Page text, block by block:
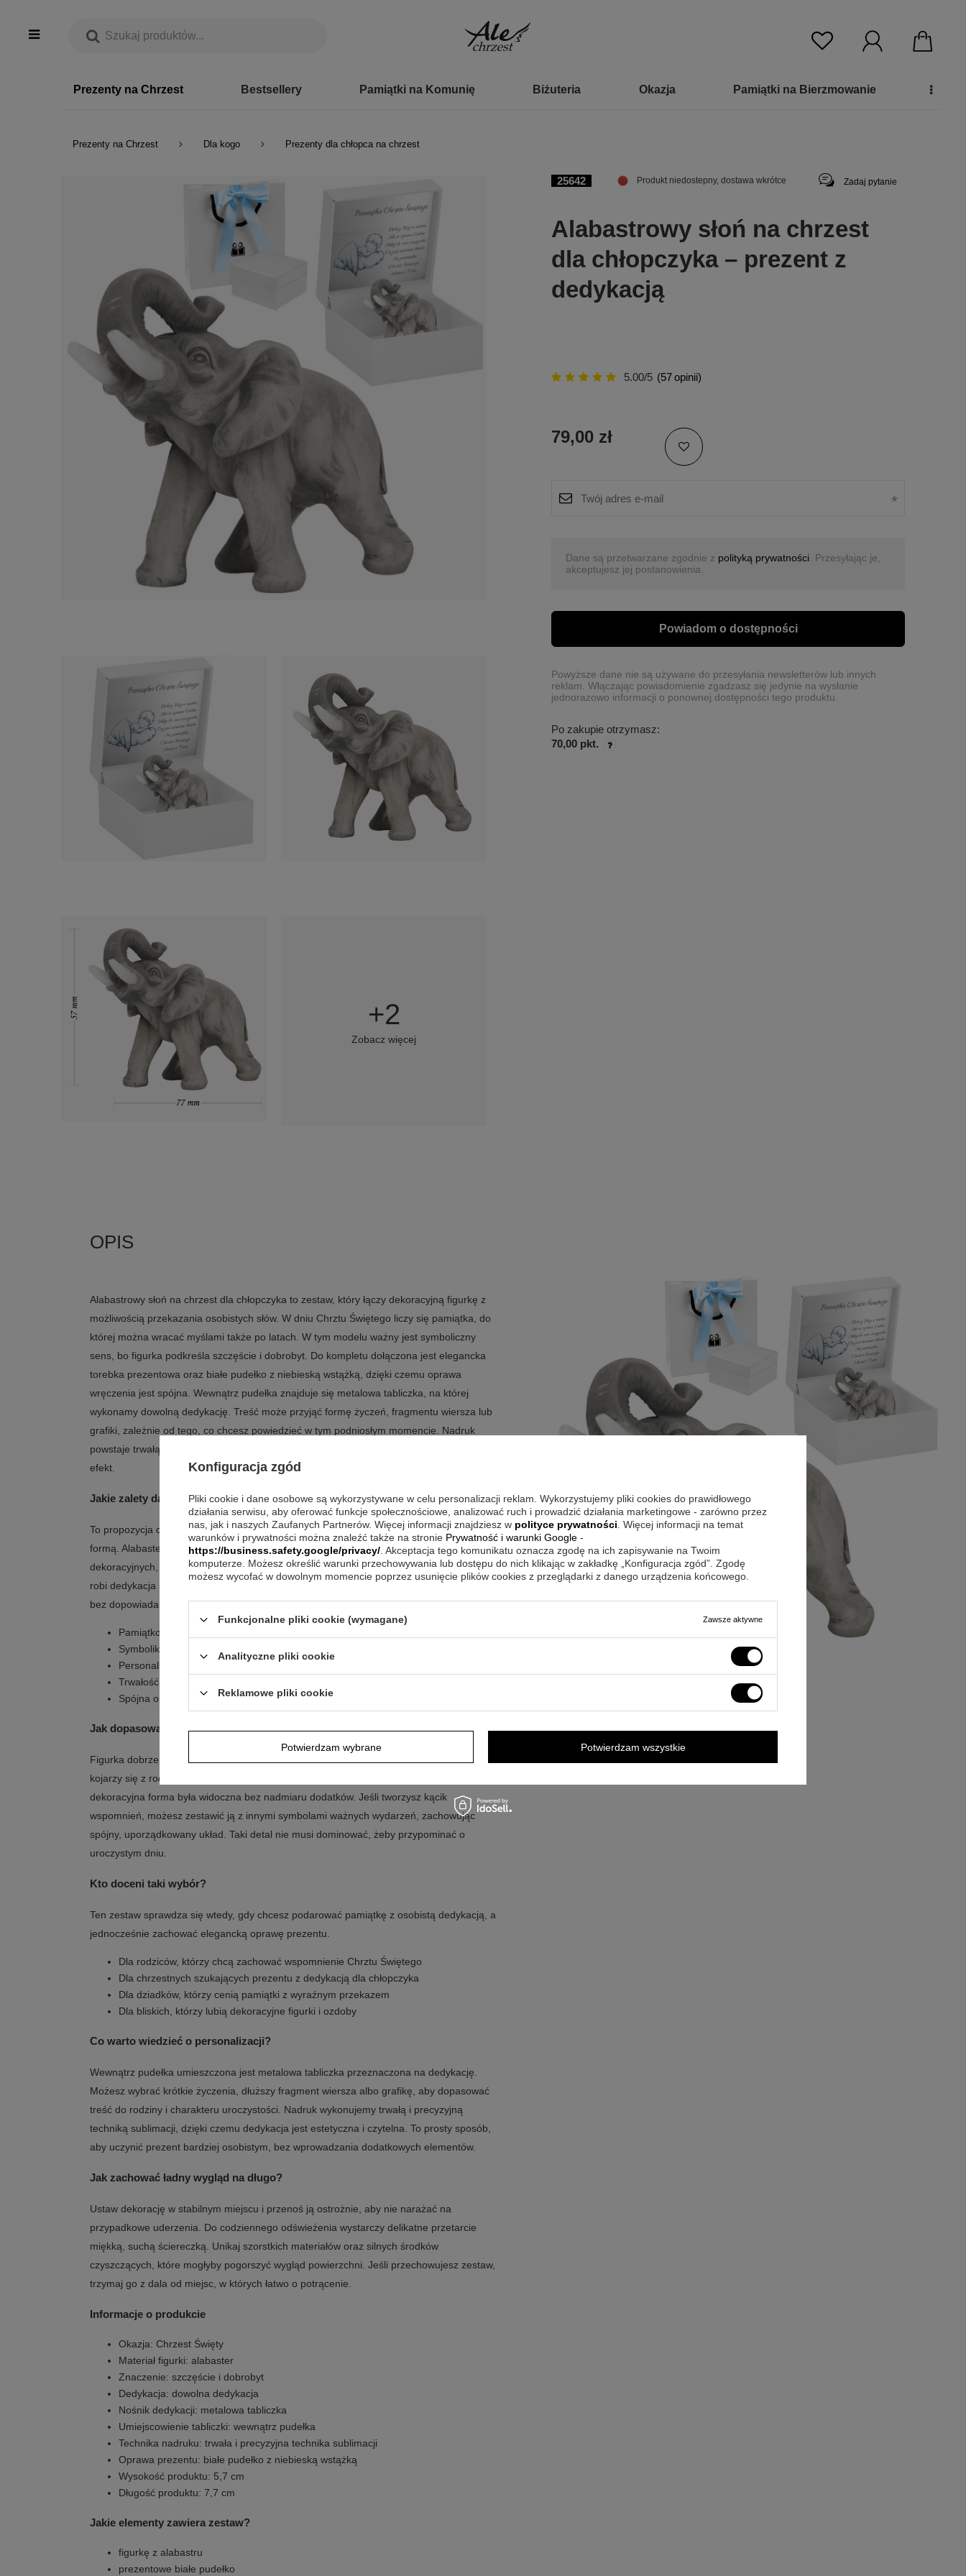
Prezenty na Chrzest Bestsellery Pamiątki na Komunię Biżuteria Okazja Pamiątki na Bierzmowanie
Prezenty na Chrzest Dla kogo Prezenty dla chłopca na chrzest
+2
Zobacz więcej
25642 Produkt niedostepny, dostawa wkrótce Zadaj pytanie
Alabastrowy słoń na chrzest
dla chłopczyka – prezent z
dedykacją
5.00/5 (57opinii)
79,00 zł
Dane są przetwarzane zgodnie z polityką prywatności . Przesyłając je,
akceptujesz jej postanowienia.
Powiadom o dostępności
Powyższe dane nie są używane do przesyłania newsletterów lub innych
reklam. Włączając powiadomienie zgadzasz się jedynie na wysłanie
jednorazowo informacji o ponownej dostępności tego produktu.
Po zakupie otrzymasz:
70,00 pkt.
Alabastrowy słoń na chrzest dla chłopczyka to zestaw, który łączy dekoracyjną figurkę z
możliwością przekazania osobistych słów. W dniu Chrztu Świętego liczy się pamiątka, do
której można wracać myślami także po latach. W tym modelu ważny jest symboliczny
sens, bo figurka podkreśla szczęście i dobrobyt. Do kompletu dołączona jest elegancka
torebka prezentowa oraz białe pudełko z niebieską wstążką, dzięki czemu oprawa
wręczenia jest spójna. Wewnątrz pudełka znajduje się metalowa tabliczka, na której
wykonamy dowolną dedykację. Treść może przyjąć formę życzeń, fragmentu wiersza lub
grafiki, zależnie od tego, co chcesz powiedzieć w tym podniosłym momencie. Nadruk
powstaje trwałą i precyzyjną techniką sublimacji, co pozwala uzyskać czytelny i estetyczny
efekt.
Jakie zalety daje słoń z alabastru na chrzest?
To propozycja dla osób, które szukają prezentu z jasnym przekazem i dopracowaną
formą. Alabaster jest materiałem chętnie wykorzystywanym do ozdób i figurek
dekoracyjnych, dlatego całość wygląda elegancko i ponadczasowo. Największą różnicę
robi dedykacja na metalowej tabliczce, bo pozwala nadać upominkowi indywidualny sens
bez dopowiadania czegokolwiek na siłę.
Pamiątkowy charakter: upominek przygotowany z myślą o Chrzcie Świętym
Symbolika: figurka symbolizuje szczęście i dobrobyt
Personalizacja: dowolna dedykacja na metalowej tabliczce
Trwałość nadruku: technika sublimacji opisana jako trwała i precyzyjna
Spójna oprawa: torebka prezentowa oraz białe pudełko z niebieską wstążką
Jak dopasować do stylu wnętrza?
Figurka dobrze wygląda jako spokojny akcent na półce, komodzie lub w miejscu, które
kojarzy się z rodzinnymi pamiątkami. Warto zostawić jej odrobinę przestrzeni, aby
dekoracyjna forma była widoczna bez nadmiaru dodatków. Jeśli tworzysz kącik
wspomnień, możesz zestawić ją z innymi symbolami ważnych wydarzeń, zachowując
spójny, uporządkowany układ. Taki detal nie musi dominować, żeby przypominać o
uroczystym dniu.
Kto doceni taki wybór?
Ten zestaw sprawdza się wtedy, gdy chcesz podarować pamiątkę z osobistą dedykacją, a
jednocześnie zachować elegancką oprawę prezentu.
Dla rodziców, którzy chcą zachować wspomnienie Chrztu Świętego
Dla chrzestnych szukających prezentu z dedykacją dla chłopczyka
Dla dziadków, którzy cenią pamiątki z wyraźnym przekazem
Dla bliskich, którzy lubią dekoracyjne figurki i ozdoby
Co warto wiedzieć o personalizacji?
Wewnątrz pudełka umieszczona jest metalowa tabliczka przeznaczona na dedykację.
Możesz wybrać krótkie życzenia, dłuższy fragment wiersza albo grafikę, aby dopasować
treść do rodziny i charakteru uroczystości. Nadruk wykonujemy trwałą i precyzyjną
techniką sublimacji, dzięki czemu dedykacja jest estetyczna i czytelna. To prosty sposób,
aby uczynić prezent bardziej osobistym, bez wprowadzania dodatkowych elementów.
Jak zachować ładny wygląd na długo?
Ustaw dekorację w stabilnym miejscu i przenoś ją ostrożnie, aby nie narażać na
przypadkowe uderzenia. Do codziennego odświeżenia wystarczy delikatne przetarcie
miękką, suchą ściereczką. Unikaj szorstkich materiałów oraz silnych środków
czyszczących, które mogłyby pogorszyć wygląd powierzchni. Jeśli przechowujesz zestaw,
trzymaj go z dala od miejsc, w których łatwo o potrącenie.
Informacje o produkcie
Okazja: Chrzest Święty
Materiał figurki: alabaster
Znaczenie: szczęście i dobrobyt
Dedykacja: dowolna dedykacja
Nośnik dedykacji: metalowa tabliczka
Umiejscowienie tabliczki: wewnątrz pudełka
Technika nadruku: trwała i precyzyjna technika sublimacji
Oprawa prezentu: białe pudełko z niebieską wstążką
Wysokość produktu: 5,7 cm
Długość produktu: 7,7 cm
Jakie elementy zawiera zestaw?
figurkę z alabastru
prezentowe białe pudełko
Konfiguracja zgód
Pliki cookie i dane osobowe są wykorzystywane w celu personalizacji reklam. Wykorzystujemy pliki cookies do prawidłowego
działania serwisu, aby oferować funkcje społecznościowe, analizować ruch i prowadzić działania marketingowe - zarówno przez
nas, jak i naszych Zaufanych Partnerów. Więcej informacji znajdziesz w polityce prywatności . Więcej informacji na temat
warunków i prywatności można znaleźć także na stronie Prywatność i warunki Google -
https://business.safety.google/privacy/ . Akceptacja tego komunikatu oznacza zgodę na ich zapisywanie na Twoim
komputerze. Możesz określić warunki przechowywania lub dostępu do nich klikając w zakładkę „Konfiguracja zgód”. Zgodę
możesz wycofać w dowolnym momencie poprzez usunięcie plików cookies z przeglądarki z danego urządzenia końcowego.
Funkcjonalne pliki cookie (wymagane) Zawsze aktywne
Analityczne pliki cookie
Reklamowe pliki cookie
Potwierdzam wybrane Potwierdzam wszystkie